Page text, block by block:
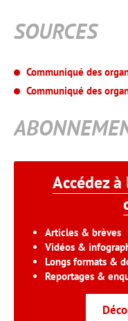
SOURCES
Communiqué des
Communiqué des
Accédez
Articles & brèves
Vidéos &
Longs formats &
Reportages &